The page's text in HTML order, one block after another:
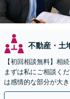
不動産・土
【初回相談無料】相
まずは私にご相談く
は感情的な部分が大
い込みもご相談くだ